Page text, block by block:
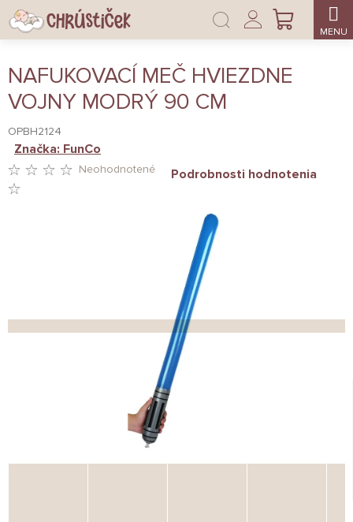
Prejsť
na
obsah
NÁKUPNÝ
Prihlásenie
NAFUKOVACÍ MEČ HVIEZDNE
VOJNY MODRÝ 90 CM
OPBH2124
HVIEZDIČIEK.
Neohodnotené Podrobnosti hodnotenia
Značka: FunCo